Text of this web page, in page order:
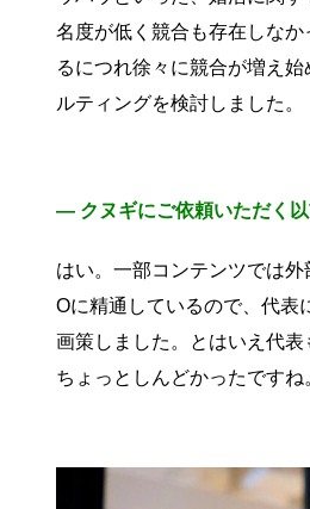
名度が低く競合も存在しな
るにつれ徐々に競合が増え
ルティングを検討しました。
― クヌギにご依頼いただく
はい。一部コンテンツでは
Oに精通しているので、代表
画策しました。とはいえ代
ちょっとしんどかったですね